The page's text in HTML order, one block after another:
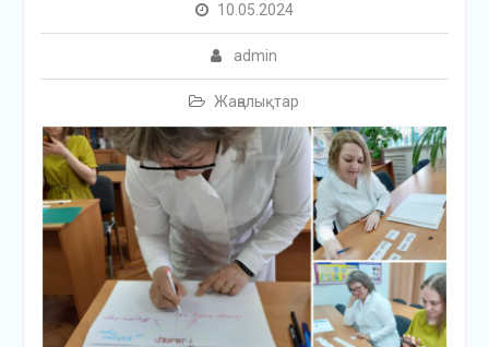
10.05.2024
admin
Жаңалықтар